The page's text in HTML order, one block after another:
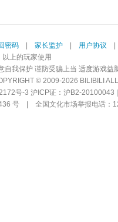
密码 家长监护 用户协议
上的玩家使用
自我保护 谨防受骗上当 适度游戏
© 2009-2026 BILIBILI
号-3 沪ICP证：沪B2-20100043
号
全国文化市场举报电话：